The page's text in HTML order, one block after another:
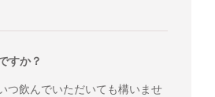
すか？
つ飲んでいただいても構いませ